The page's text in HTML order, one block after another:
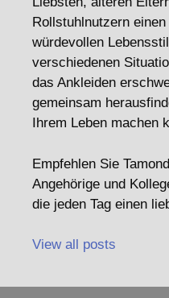
Rollstuhlnutzern
würdevollen
verschiedenen
das Ankleiden
gemeinsam
Ihrem Leben machen
Empfehlen Sie
Angehörige und
die jeden Tag einen
View all posts